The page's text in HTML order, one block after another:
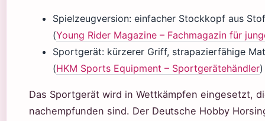
Spielzeugversion: einfacher Stockkopf aus
(Young Rider Magazine – Fachmagazin für
Sportgerät: kürzerer Griff, strapazierfähige
(HKM Sports Equipment – Sportgerätehändler)
Das Sportgerät wird in Wettkämpfen eingesetzt,
nachempfunden sind. Der Deutsche Hobby